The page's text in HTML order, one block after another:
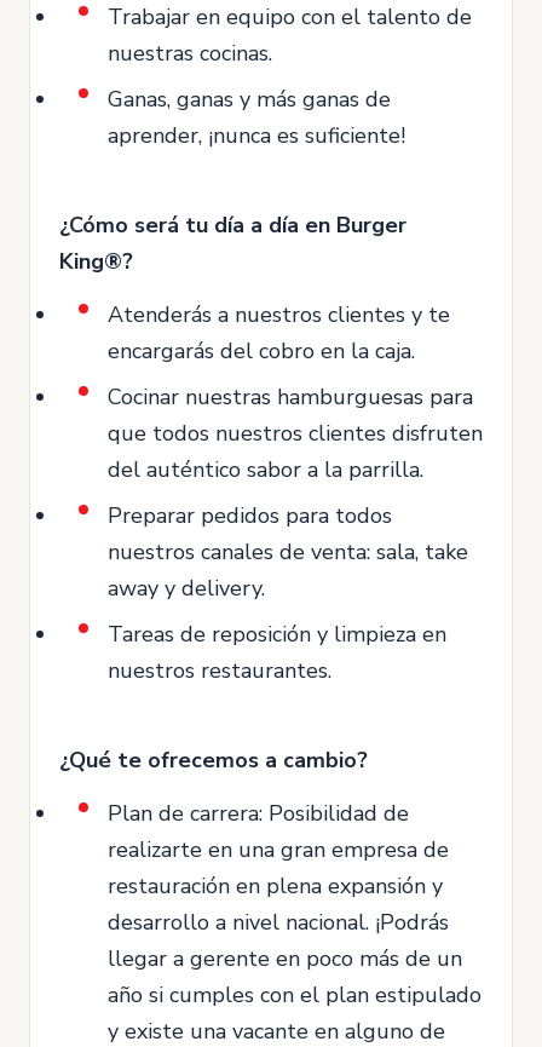
Trabajar en equipo con el talento de
nuestras cocinas.
Ganas, ganas y más ganas de
aprender, ¡nunca es suficiente!
¿Cómo será tu día a día en Burger
King®?
Atenderás a nuestros clientes y te
encargarás del cobro en la caja.
Cocinar nuestras hamburguesas para
que todos nuestros clientes disfruten
del auténtico sabor a la parrilla.
Preparar pedidos para todos
nuestros canales de venta: sala, take
away y delivery.
Tareas de reposición y limpieza en
nuestros restaurantes.
¿Qué te ofrecemos a cambio?
Plan de carrera: Posibilidad de
realizarte en una gran empresa de
restauración en plena expansión y
desarrollo a nivel nacional. ¡Podrás
llegar a gerente en poco más de un
año si cumples con el plan estipulado
y existe una vacante en alguno de